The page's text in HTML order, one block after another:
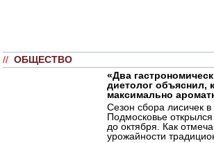
// ОБЩЕСТВО
«Два
диетолог объяснил,
максимально
Сезон сбора лисичек
Подмосковье
до октября. Как
урожайности